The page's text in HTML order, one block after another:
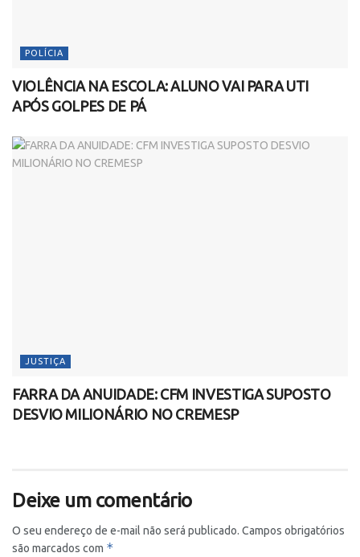
POLÍCIA
VIOLÊNCIA NA ESCOLA: ALUNO VAI PARA UTI
APÓS GOLPES DE PÁ
JUSTIÇA
FARRA DA ANUIDADE: CFM INVESTIGA SUPOSTO
DESVIO MILIONÁRIO NO CREMESP
Deixe um comentário
O seu endereço de e-mail não será publicado. Campos obrigatórios
são marcados com *